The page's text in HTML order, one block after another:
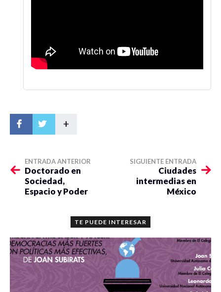
+
ENTRADA ANTERIOR
Doctorado en
Sociedad,
Espacio y Poder
SIGUIENTE ENTRADA
Ciudades
intermedias en
México
TE PUEDE INTERESAR